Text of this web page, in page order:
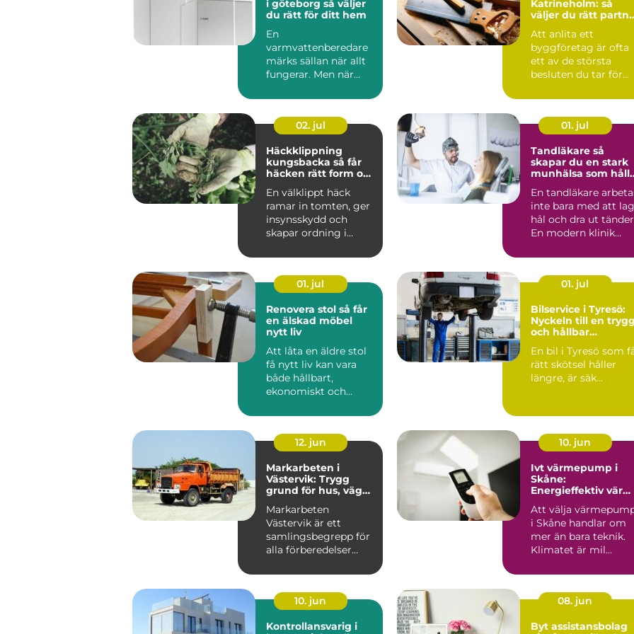
i göteborg så väljer
du rätt för ditt hem
En
varmvattenberedare
märks sällan när allt
fungerar. Men när
kall eller elrä...
Katrineholm: så
väljer du rätt
Att anlita ett
byggföretag är ofta
ett av de största
besluten du tar för
02. jul
Häckklippning
kungsbacka så får
häcken rätt form och
En välklippt häck
ramar in tomten, ger
insynsskydd och
skapar ordning i
Samtidigt är häc...
01. jul
Tandläkare så
skapar du en stark
munhälsa som
En tandläkare
inte bara med att
hål och dra ut
En modern klinik
01. jul
Renovera stol så får
en älskad möbel
nytt liv
Att låta en äldre stol
få nytt liv kan vara
både hållbart,
ekonomiskt och
värdefullt. ...
01. jul
Bilservice i Tyresö:
Nyckeln till en trygg
och hållbar
En bil i Tyresö som
rätt skötsel håller
längre, är säk...
12. jun
Markarbeten i
Västervik: Trygg
grund för hus, vägar
Markarbeten
Västervik är ett
samlingsbegrepp för
alla förberedelser
10. jun
Ivt värmepump i
Skåne:
Energieffektiv värme
Att välja
i Skåne handlar om
mer än bara teknik.
Klimatet är mil...
10. jun
Kontrollansvarig i
08. jun
Byt assistansbolag